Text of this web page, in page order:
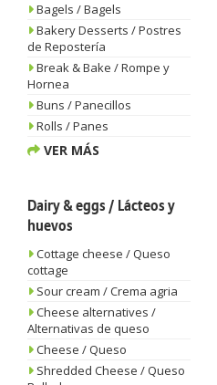
Bagels / Bagels
Bakery Desserts / Postres
de Repostería
Break & Bake / Rompe y
Hornea
Buns / Panecillos
Rolls / Panes
VER MÁS
Dairy & eggs / Lácteos y
huevos
Cottage cheese / Queso
cottage
Sour cream / Crema agria
Cheese alternatives /
Alternativas de queso
Cheese / Queso
Shredded Cheese / Queso